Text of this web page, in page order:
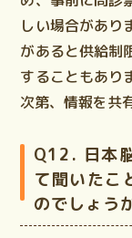
しい場合があり
があると供給制
することもあり
次第、情報を共
Q12. 日本
て聞いたこ
のでしょう